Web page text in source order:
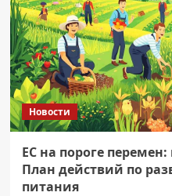
Новости
ЕС на пороге
План действий по
питания